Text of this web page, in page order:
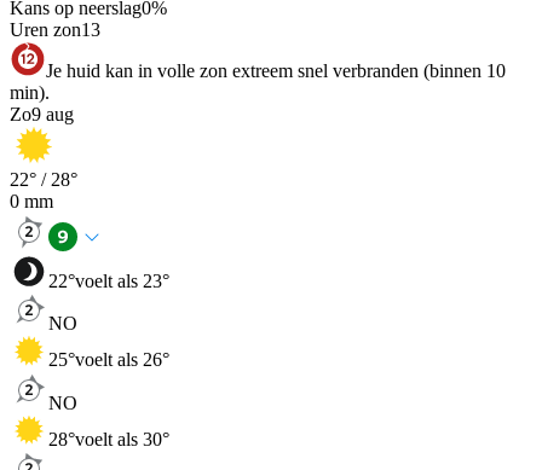
Kans op neerslag0%
Uren zon13
Je huid kan in volle zon extreem snel verbranden (binnen 10
min).
Zo9 aug
22° / 28°
0 mm
22°voelt als 23°
NO
25°voelt als 26°
NO
28°voelt als 30°